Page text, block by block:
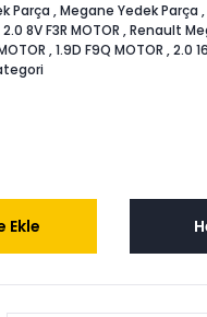
Parça ,Megane Yedek Parça ,
2.0 8V F3R MOTOR ,Renault
,1.9D F9Q MOTOR ,2.0
Ekle